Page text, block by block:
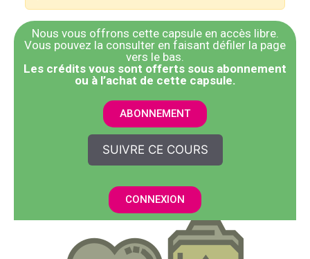
Nous vous offrons cette capsule en accès libre.
Vous pouvez la consulter en faisant défiler la page
vers le bas.
​Les crédits vous sont offerts sous abonnement
ou à l’achat de cette capsule.
ABONNEMENT
SUIVRE CE COURS
CONNEXION